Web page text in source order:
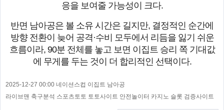
응을 보여줄 가능성이 크다.
반면 남아공은 볼 소유 시간은 길지만, 결정적인 순간에
방향 전환이 늦어 공격·수비 모두에서 리듬을 잃기 쉬운
흐름이라, 90분 전체를 놓고 보면 이집트 승리 쪽 기대값
에 무게를 두는 것이 더 합리적인 선택이다.
2025-12-27 00:00 네이션스컵 이집트 남아공
라이브맨 축구분석 스포츠토토 토토사이트 안전놀이터 카지노 슬롯 검증사이트